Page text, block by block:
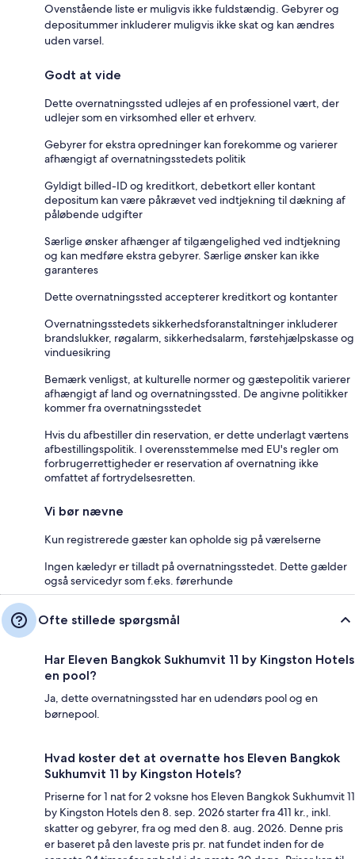
Ovenstående liste er muligvis ikke fuldstændig. Gebyrer og
depositummer inkluderer muligvis ikke skat og kan ændres
uden varsel.
Godt at vide
Dette overnatningssted udlejes af en professionel vært, der
udlejer som en virksomhed eller et erhverv.
Gebyrer for ekstra opredninger kan forekomme og varierer
afhængigt af overnatningsstedets politik
Gyldigt billed-ID og kreditkort, debetkort eller kontant
depositum kan være påkrævet ved indtjekning til dækning af
påløbende udgifter
Særlige ønsker afhænger af tilgængelighed ved indtjekning
og kan medføre ekstra gebyrer. Særlige ønsker kan ikke
garanteres
Dette overnatningssted accepterer kreditkort og kontanter
Overnatningsstedets sikkerhedsforanstaltninger inkluderer
brandslukker, røgalarm, sikkerhedsalarm, førstehjælpskasse og
vinduesikring
Bemærk venligst, at kulturelle normer og gæstepolitik varierer
afhængigt af land og overnatningssted. De angivne politikker
kommer fra overnatningsstedet
Hvis du afbestiller din reservation, er dette underlagt værtens
afbestillingspolitik. I overensstemmelse med EU's regler om
forbrugerrettigheder er reservation af overnatning ikke
omfattet af fortrydelsesretten.
Vi bør nævne
Kun registrerede gæster kan opholde sig på værelserne
Ingen kæledyr er tilladt på overnatningsstedet. Dette gælder
også servicedyr som f.eks. førerhunde
Ofte stillede spørgsmål
Har Eleven Bangkok Sukhumvit 11 by Kingston Hotels
en pool?
Ja, dette overnatningssted har en udendørs pool og en
børnepool.
Hvad koster det at overnatte hos Eleven Bangkok
Sukhumvit 11 by Kingston Hotels?
Priserne for 1 nat for 2 voksne hos Eleven Bangkok Sukhumvit 11
by Kingston Hotels den 8. sep. 2026 starter fra 411 kr., inkl.
skatter og gebyrer, fra og med den 8. aug. 2026. Denne pris
er baseret på den laveste pris pr. nat fundet inden for de